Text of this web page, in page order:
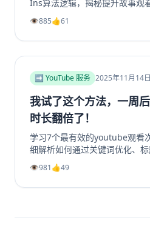
Ins算法逻辑，揭秘提升故事观
内容陷阱、善用投票问答等互
利用精选故事功能，我们提供
如何创作吸引眼球的开场、提
得更多Instagram帖子点赞，这
南都将为你指明方向，让你的
量磁石。
👁️885👍61
➡️ YouTube 服务 2025年11月14日
我试了这个方法，一周
时长翻倍了！
学习7个最有效的youtube观看
细解析如何通过关键词优化、
长、利用Shorts引流及社群运
你的YouTube视频播放量、
看时长。无论新手或老手，都
👁️981👍49